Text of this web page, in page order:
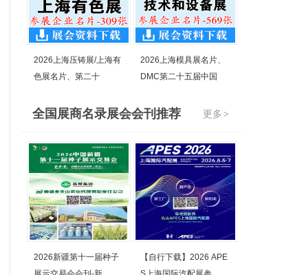
2026上海压铸展/上海有
色展名片、第二十
2026上海模具展名片、
DMC第二十五届中国
更多 >
全国展商名录展会会刊推荐
2026新疆第十一届种子
【自行下载】2026 APE